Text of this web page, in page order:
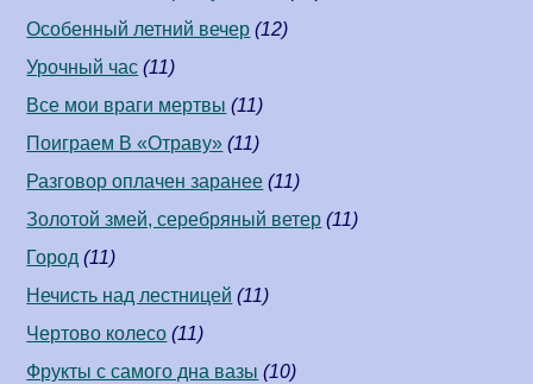
Особенный летний вечер (12)
Урочный час (11)
Все мои враги мертвы (11)
Поиграем В «Отраву» (11)
Разговор оплачен заранее (11)
Золотой змей, серебряный ветер (11)
Город (11)
Нечисть над лестницей (11)
Чертово колесо (11)
Фрукты с самого дна вазы (10)